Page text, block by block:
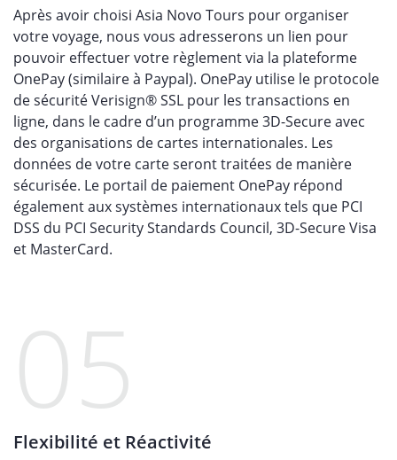
Après avoir choisi Asia Novo Tours pour organiser
votre voyage, nous vous adresserons un lien pour
pouvoir effectuer votre règlement via la plateforme
OnePay (similaire à Paypal). OnePay utilise le protocole
de sécurité Verisign® SSL pour les transactions en
ligne, dans le cadre d’un programme 3D-Secure avec
des organisations de cartes internationales. Les
données de votre carte seront traitées de manière
sécurisée. Le portail de paiement OnePay répond
également aux systèmes internationaux tels que PCI
DSS du PCI Security Standards Council, 3D-Secure Visa
et MasterCard.
05
Flexibilité et Réactivité